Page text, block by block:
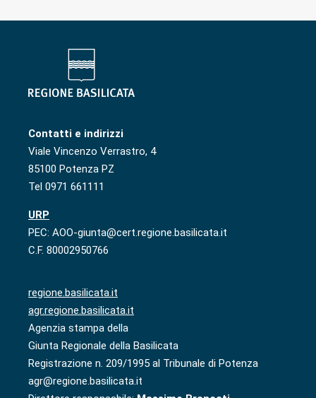
Contatti e indirizzi
Viale Vincenzo Verrastro, 4
85100 Potenza PZ
Tel 0971 661111
URP
PEC: AOO-giunta@cert.regione.basilicata.it
C.F. 80002950766
regione.basilicata.it
agr.regione.basilicata.it
Agenzia stampa della
Giunta Regionale della Basilicata
Registrazione n. 209/1995 al Tribunale di Potenza
agr@regione.basilicata.it